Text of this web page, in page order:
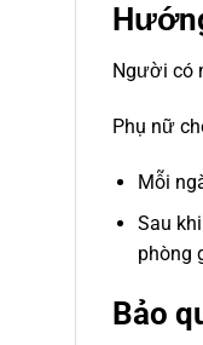
Người có
Phụ nữ
Mỗi
Sau
phòng
Bảo